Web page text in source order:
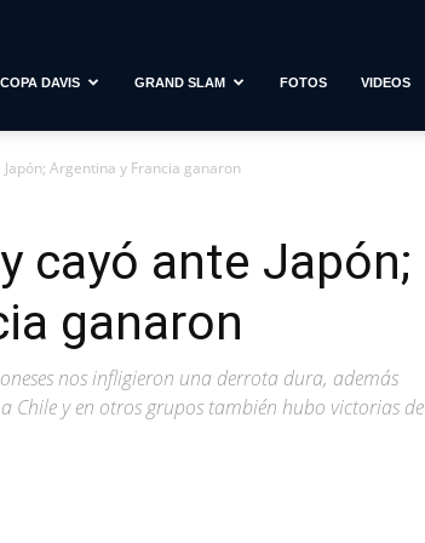
COPA DAVIS GRAND SLAM FOTOS VIDEOS
Argentina y Francia ganaron
cayó ante Japón;
ganaron
nos infligieron una derrota dura, además
Chile y en otros grupos también hubo victorias de